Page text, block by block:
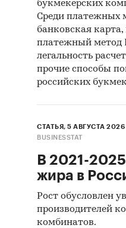
букмекерских
Среди платежных
банковская
платежный
легальность
прочие способы
российских
СТАТЬЯ, 5 АВГУСТА 2026
BUSINESSTAT
В 2021-
жира в
Рост обусловлен
производителей
комбинатов.